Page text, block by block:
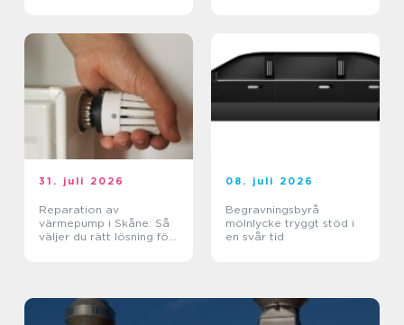
31. juli 2026
Reparation av
värmepump i Skåne: Så
väljer du rätt lösning för
08. juli 2026
Begravningsbyrå
mölnlycke tryggt stöd i
en svår tid